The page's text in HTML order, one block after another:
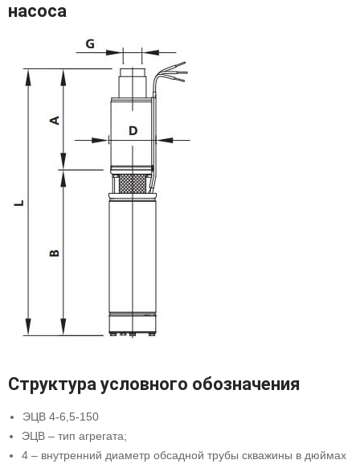
насоса
Структура условного обозначения
ЭЦВ 4-6,5-150
ЭЦВ – тип агрегата;
4 – внутренний диаметр обсадной трубы скважины в дюймах